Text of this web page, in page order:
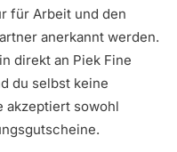
für Arbeit und den
anerkannt werden.
direkt an Piek Fine
du selbst keine
akzeptiert sowohl